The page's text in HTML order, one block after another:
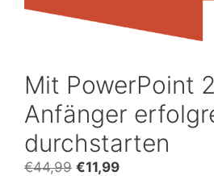
Mit PowerPoint
Anfänger
durchstarten
€44,99 Ursprünglicher
€11,99Aktueller